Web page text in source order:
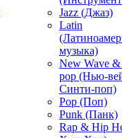
Jazz (Джаз)
Latin
музыка)
New Wave
pop (Нью-
Синти-поп)
Pop (Поп)
Punk (Панк)
Rap & Hip